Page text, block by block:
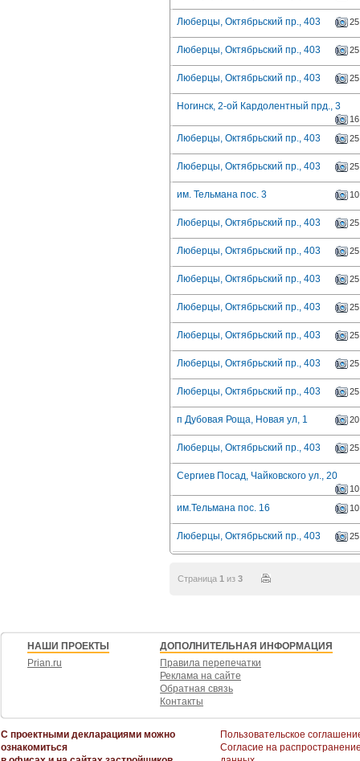
Люберцы, Октябрьский пр., 403 25
Люберцы, Октябрьский пр., 403 25
Люберцы, Октябрьский пр., 403 25
Ногинск, 2-ой Кардолентный прд., 3
16
Люберцы, Октябрьский пр., 403 25
Люберцы, Октябрьский пр., 403 25
им. Тельмана пос. 3 10
Люберцы, Октябрьский пр., 403 25
Люберцы, Октябрьский пр., 403 25
Люберцы, Октябрьский пр., 403 25
Люберцы, Октябрьский пр., 403 25
Люберцы, Октябрьский пр., 403 25
Люберцы, Октябрьский пр., 403 25
Люберцы, Октябрьский пр., 403 25
п Дубовая Роща, Новая ул, 1 20
Люберцы, Октябрьский пр., 403 25
Сергиев Посад, Чайковского ул., 20
10
им.Тельмана пос. 16 10
Люберцы, Октябрьский пр., 403 25
Страница 1 из 3
НАШИ ПРОЕКТЫ
Prian.ru
ДОПОЛНИТЕЛЬНАЯ ИНФОРМАЦИЯ
Правила перепечатки
Реклама на сайте
Обратная связь
Контакты
С проектными декларациями можно
ознакомиться
Пользовательское
Согласие на